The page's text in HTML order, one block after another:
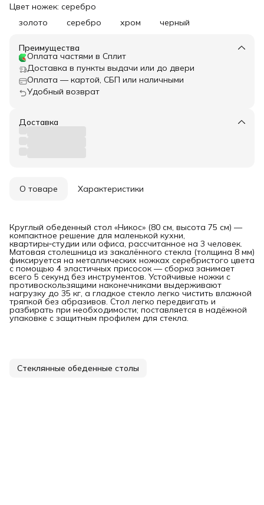
Цвет ножек: серебро
золото
серебро хром черный
Преимущества
Оплата частями в Сплит
Доставка в пункты выдачи или до двери
Оплата — картой, СБП или наличными
Удобный возврат
Доставка
О товаре Характеристики
Круглый обеденный стол «Никос» (80 см, высота 75 см) —
компактное решение для маленькой кухни,
квартиры‑студии или офиса, рассчитанное на 3 человек.
Матовая столешница из закалённого стекла (толщина 8 мм)
фиксируется на металлических ножках серебристого цвета
с помощью 4 эластичных присосок — сборка занимает
всего 5 секунд без инструментов. Устойчивые ножки с
противоскользящими наконечниками выдерживают
нагрузку до 35 кг, а гладкое стекло легко чистить влажной
тряпкой без абразивов. Стол легко передвигать и
разбирать при необходимости; поставляется в надёжной
упаковке с защитным профилем для стекла.
Стеклянные обеденные столы